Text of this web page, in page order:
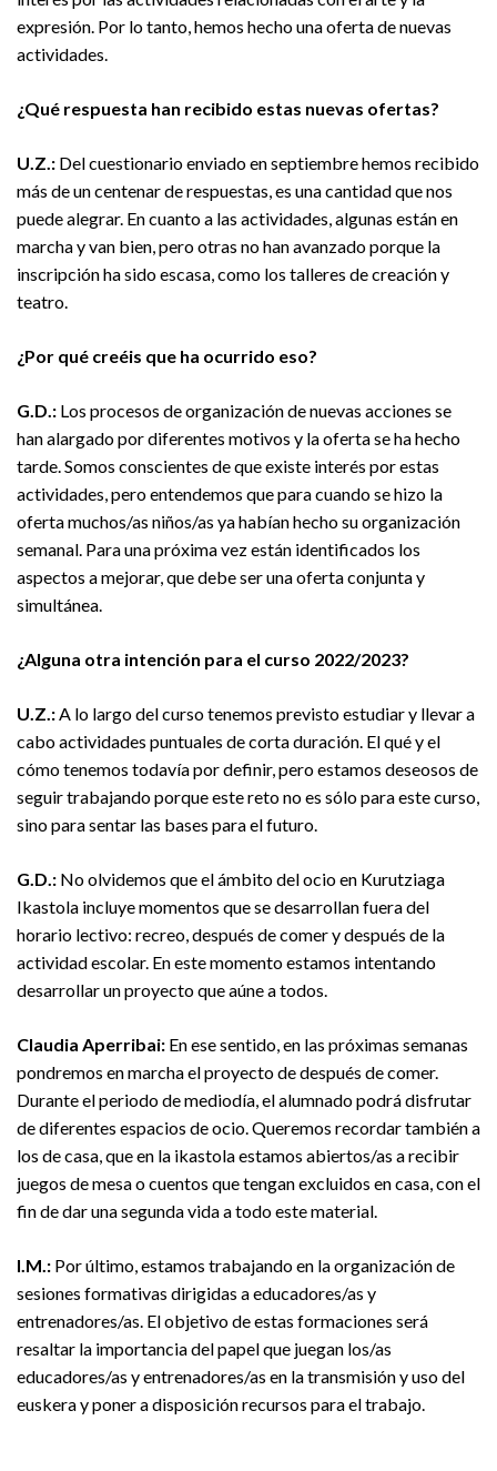
expresión. Por lo tanto, hemos hecho una oferta de nuevas
actividades.
¿Qué respuesta han recibido estas nuevas ofertas?
U.Z.: Del cuestionario enviado en septiembre hemos recibido
más de un centenar de respuestas, es una cantidad que nos
puede alegrar. En cuanto a las actividades, algunas están en
marcha y van bien, pero otras no han avanzado porque la
inscripción ha sido escasa, como los talleres de creación y
teatro.
¿Por qué creéis que ha ocurrido eso?
G.D.: Los procesos de organización de nuevas acciones se
han alargado por diferentes motivos y la oferta se ha hecho
tarde. Somos conscientes de que existe interés por estas
actividades, pero entendemos que para cuando se hizo la
oferta muchos/as niños/as ya habían hecho su organización
semanal. Para una próxima vez están identificados los
aspectos a mejorar, que debe ser una oferta conjunta y
simultánea.
¿Alguna otra intención para el curso 2022/2023?
U.Z.:A lo largo del curso tenemos previsto estudiar y llevar a
cabo actividades puntuales de corta duración. El qué y el
cómo tenemos todavía por definir, pero estamos deseosos de
seguir trabajando porque este reto no es sólo para este curso,
sino para sentar las bases para el futuro.
G.D.: No olvidemos que el ámbito del ocio en Kurutziaga
Ikastola incluye momentos que se desarrollan fuera del
horario lectivo: recreo, después de comer y después de la
actividad escolar. En este momento estamos intentando
desarrollar un proyecto que aúne a todos.
Claudia Aperribai: En ese sentido, en las próximas semanas
pondremos en marcha el proyecto de después de comer.
Durante el periodo de mediodía, el alumnado podrá disfrutar
de diferentes espacios de ocio. Queremos recordar también a
los de casa, que en la ikastola estamos abiertos/as a recibir
juegos de mesa o cuentos que tengan excluidos en casa, con el
fin de dar una segunda vida a todo este material.
I.M.: Por último, estamos trabajando en la organización de
sesiones formativas dirigidas a educadores/as y
entrenadores/as. El objetivo de estas formaciones será
resaltar la importancia del papel que juegan los/as
educadores/as y entrenadores/as en la transmisión y uso del
euskera y poner a disposición recursos para el trabajo.